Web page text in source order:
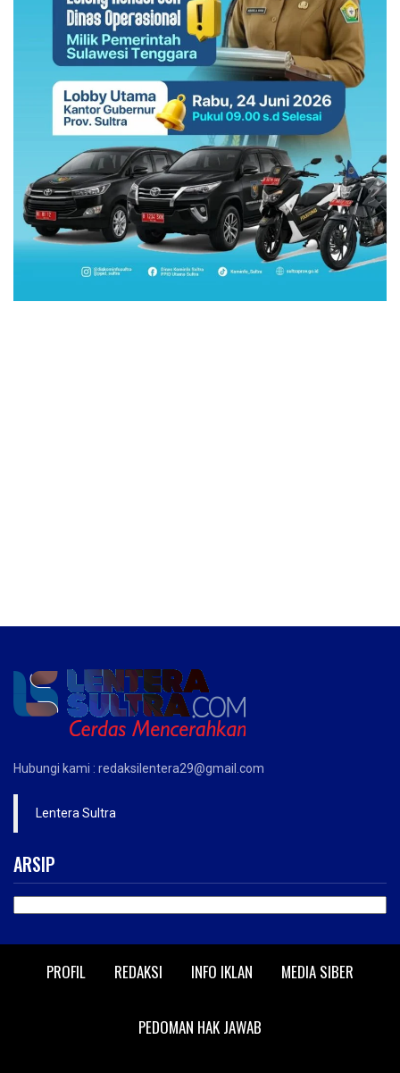
Hubungi kami : redaksilentera29@gmail.com
Lentera Sultra
ARSIP
PROFIL REDAKSI INFO IKLAN MEDIA SIBER
PEDOMAN HAK JAWAB